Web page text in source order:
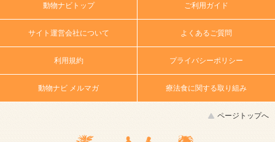
動物ナビトップ ご利用ガイド
サイト運営会社について よくあるご質問
利用規約 プライバシーポリシー
動物ナビ メルマガ 療法食に関する取り組み
ページトップへ